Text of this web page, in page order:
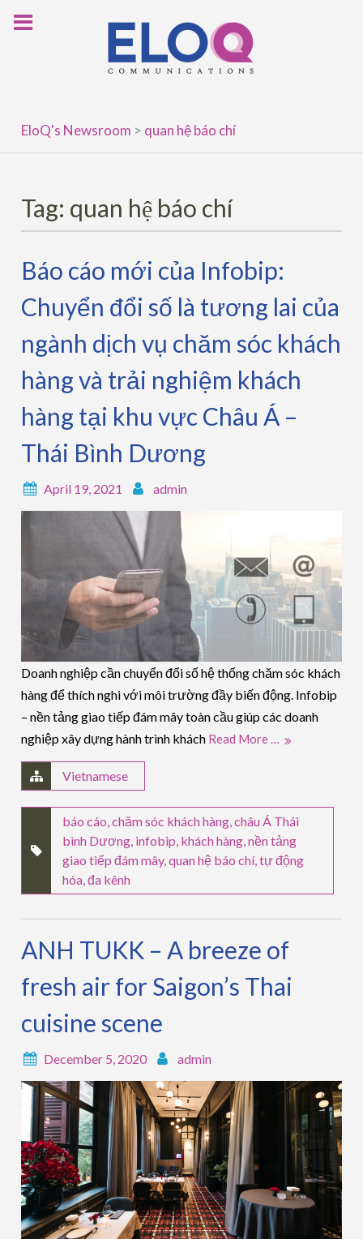
EloQ's Newsroom > quan hệ báo chí
Tag: quan hệ báo chí
Báo cáo mới của Infobip:
Chuyển đổi số là tương lai của
ngành dịch vụ chăm sóc khách
hàng và trải nghiệm khách
hàng tại khu vực Châu Á –
Thái Bình Dương
April 19, 2021 admin
Doanh nghiệp cần chuyển đổi số hệ thống chăm sóc khách
hàng để thích nghi với môi trường đầy biến động. Infobip
– nền tảng giao tiếp đám mây toàn cầu giúp các doanh
nghiệp xây dựng hành trình khách Read More …
Vietnamese
báo cáo,chăm sóc khách hàng,châu Á Thái
bình Dương, infobip, khách hàng,nền tảng
giao tiếp đám mây,quan hệ báo chí,tự động
hóa,đa kênh
ANH TUKK – A breeze of
fresh air for Saigon’s Thai
cuisine scene
December 5, 2020 admin